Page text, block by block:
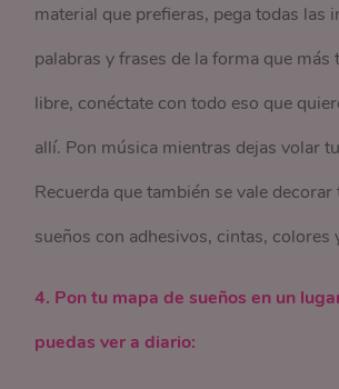
material que prefieras, pega todas las
palabras y frases de la forma que más
libre, conéctate con todo eso que
allí. Pon música mientras dejas volar
Recuerda que también se vale decorar
sueños con adhesivos, cintas, colores
4. Pon tu mapa de sueños en un
puedas ver a diario: